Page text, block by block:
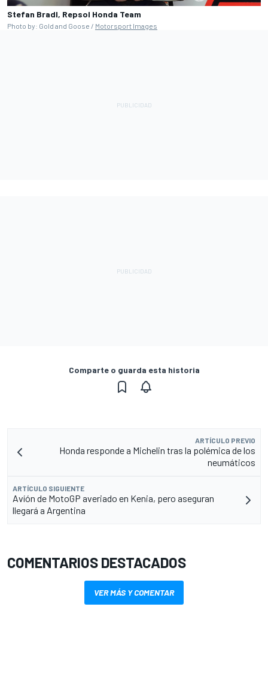
Stefan Bradl, Repsol Honda Team
Photo by: Gold and Goose / Motorsport Images
Comparte o guarda esta historia
ARTÍCULO PREVIO
Honda responde a Michelin tras la polémica de los
neumáticos
ARTÍCULO SIGUIENTE
Avíón de MotoGP averiado en Kenia, pero aseguran
llegará a Argentina
COMENTARIOS DESTACADOS
VER MÁS Y COMENTAR